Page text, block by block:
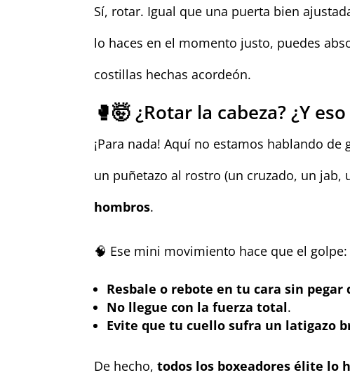
Sí, rotar. Igual que una puerta bien
lo haces en el momento justo, puedes
costillas hechas acordeón.
🥊🤯 ¿Rotar la cabeza? ¿Y
¡Para nada! Aquí no estamos hablando
un puñetazo al rostro (un cruzado, un jab,
hombros.
🧠 Ese mini movimiento hace que el golpe:
Resbale o rebote en tu cara sin pegar
No llegue con la fuerza total.
Evite que tu cuello sufra un latigazo
De hecho,todos los boxeadores élite lo